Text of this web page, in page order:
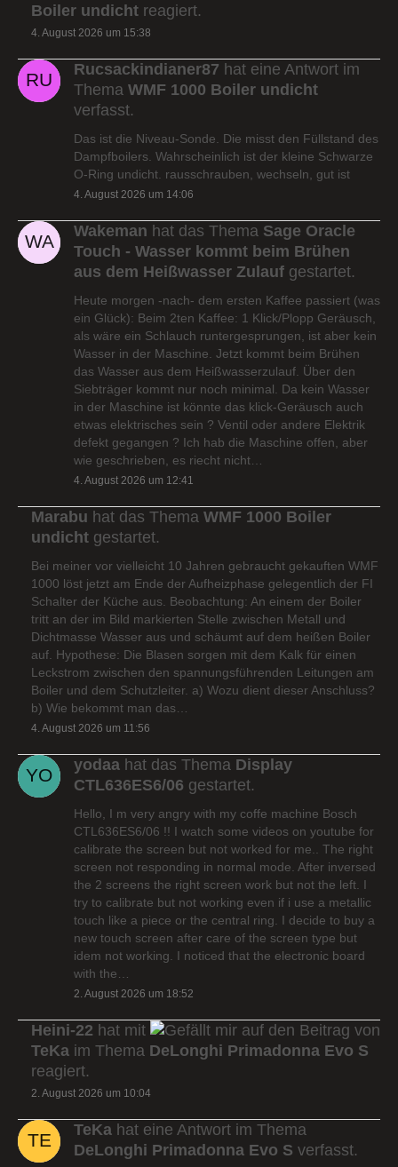
Boiler undicht reagiert.
4. August 2026 um 15:38
Rucsackindianer87 hat eine Antwort im
Thema WMF 1000 Boiler undicht
verfasst.
Das ist die Niveau-Sonde. Die misst den Füllstand des
Dampfboilers. Wahrscheinlich ist der kleine Schwarze
O-Ring undicht. rausschrauben, wechseln, gut ist
4. August 2026 um 14:06
Wakeman hat das Thema Sage Oracle
Touch - Wasser kommt beim Brühen
aus dem Heißwasser Zulauf gestartet.
Heute morgen -nach- dem ersten Kaffee passiert (was
ein Glück): Beim 2ten Kaffee: 1 Klick/Plopp Geräusch,
als wäre ein Schlauch runtergesprungen, ist aber kein
Wasser in der Maschine. Jetzt kommt beim Brühen
das Wasser aus dem Heißwasserzulauf. Über den
Siebträger kommt nur noch minimal. Da kein Wasser
in der Maschine ist könnte das klick-Geräusch auch
etwas elektrisches sein ? Ventil oder andere Elektrik
defekt gegangen ? Ich hab die Maschine offen, aber
wie geschrieben, es riecht nicht…
4. August 2026 um 12:41
Marabu hat das Thema WMF 1000 Boiler
undicht gestartet.
Bei meiner vor vielleicht 10 Jahren gebraucht gekauften WMF
1000 löst jetzt am Ende der Aufheizphase gelegentlich der FI
Schalter der Küche aus. Beobachtung: An einem der Boiler
tritt an der im Bild markierten Stelle zwischen Metall und
Dichtmasse Wasser aus und schäumt auf dem heißen Boiler
auf. Hypothese: Die Blasen sorgen mit dem Kalk für einen
Leckstrom zwischen den spannungsführenden Leitungen am
Boiler und dem Schutzleiter. a) Wozu dient dieser Anschluss?
b) Wie bekommt man das…
4. August 2026 um 11:56
yodaa hat das Thema Display
CTL636ES6/06 gestartet.
Hello, I m very angry with my coffe machine Bosch
CTL636ES6/06 !! I watch some videos on youtube for
calibrate the screen but not worked for me.. The right
screen not responding in normal mode. After inversed
the 2 screens the right screen work but not the left. I
try to calibrate but not working even if i use a metallic
touch like a piece or the central ring. I decide to buy a
new touch screen after care of the screen type but
idem not working. I noticed that the electronic board
with the…
2. August 2026 um 18:52
Heini-22 hat mit
auf den Beitrag von
TeKa im Thema DeLonghi Primadonna Evo S
reagiert.
2. August 2026 um 10:04
TeKa hat eine Antwort im Thema
DeLonghi Primadonna Evo S verfasst.